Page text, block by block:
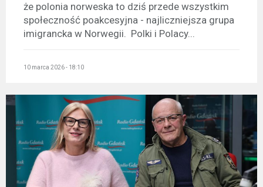
że polonia norweska to dziś przede wszystkim
społeczność poakcesyjna - najliczniejsza grupa
imigrancka w Norwegii. Polki i Polacy...
10 marca 2026 - 18:10